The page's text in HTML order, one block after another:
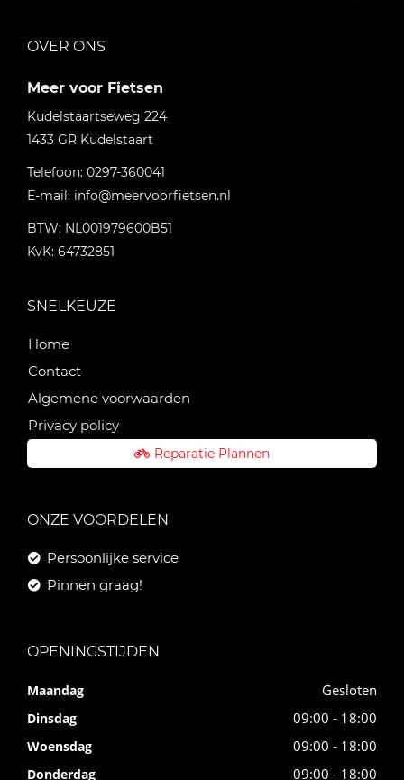
OVER ONS
Meer voor Fietsen
Kudelstaartseweg 224
1433 GR Kudelstaart
Telefoon: 0297-360041
E-mail: info@meervoorfietsen.nl
BTW: NL001979600B51
KvK: 64732851
SNELKEUZE
Home
Contact
Algemene voorwaarden
Privacy policy
Reparatie Plannen
ONZE VOORDELEN
Persoonlijke service
Pinnen graag!
OPENINGSTIJDEN
Maandag Gesloten
Dinsdag 09:00 - 18:00
Woensdag 09:00 - 18:00
Donderdag 09:00 - 18:00